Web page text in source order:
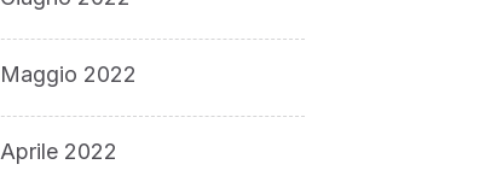
Maggio 2022
Aprile 2022